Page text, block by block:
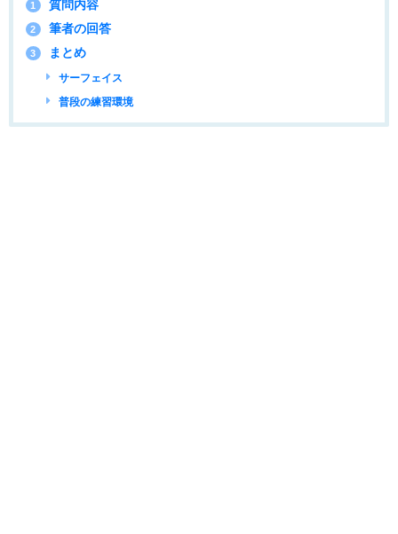
1 質問内容
2 筆者の回答
3 まとめ
サーフェイス
普段の練習環境